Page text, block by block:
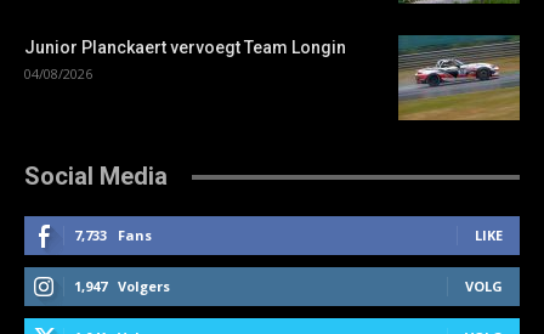
Junior Planckaert vervoegt Team Longin
04/08/2026
Social Media
7,733 Fans LIKE
1,947 Volgers VOLG